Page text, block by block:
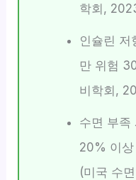
학회,
인슐린 저
만 위험
비학회,
수면 부족
20% 이
(미국 수